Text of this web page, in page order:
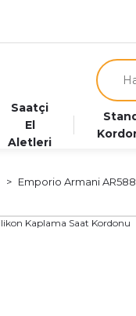
Saatçi
El
Aletleri
Emporio Armani